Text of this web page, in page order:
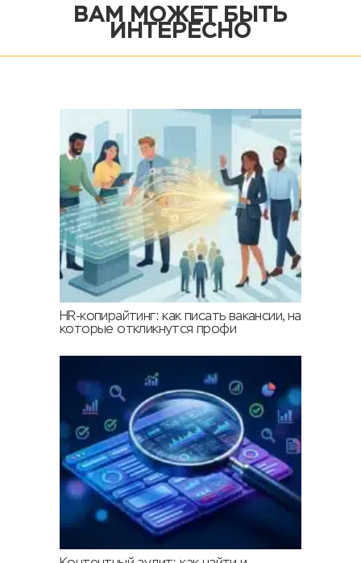
ВАМ МОЖЕТ БЫТЬ
ИНТЕРЕСНО
HR-копирайтинг: как писать вакансии, на
которые откликнутся профи